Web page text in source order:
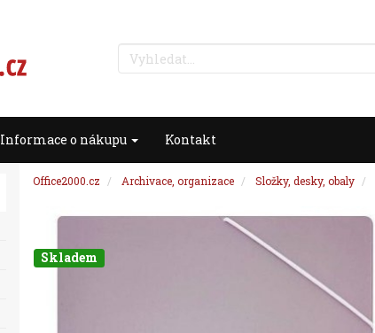
Informace o nákupu Kontakt
Office2000.cz Archivace, organizace Složky, desky, obaly
Skladem